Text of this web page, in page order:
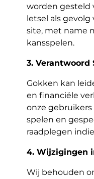
worden gesteld
letsel als
site, met name
kansspelen.
3. Verantwoord
Gokken kan
en financiële
onze
spelen en
raadplegen
4. Wijzigingen
Wij behouden